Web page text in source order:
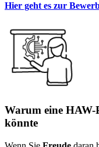
Hier geht es zur
Warum eine HAW-
könnte